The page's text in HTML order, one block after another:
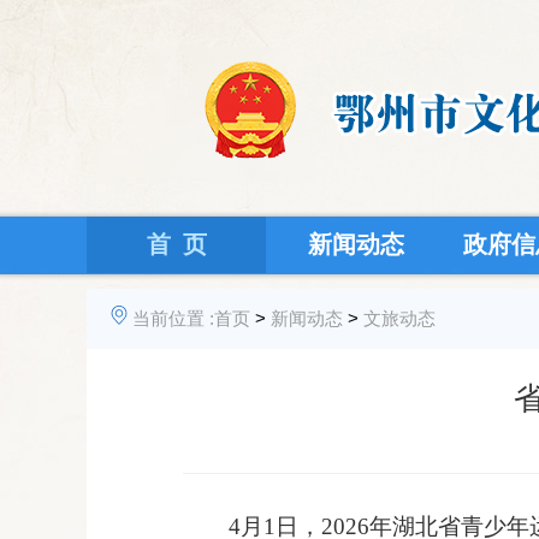
首 页 新闻动态 政府
当前位置 :首页 > 新闻动态 > 文旅动态
4月 1 日 ， 2026年湖北省青少年